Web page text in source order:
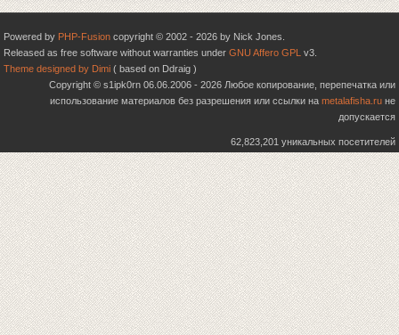
Powered by PHP-Fusion copyright © 2002 - 2026 by Nick Jones.
Released as free software without warranties under GNU Affero GPL v3.
Theme designed by Dimi ( based on Ddraig )
Copyright © s1ipk0rn 06.06.2006 - 2026 Любое копирование, перепечатка или
использование материалов без разрешения или ссылки на metalafisha.ru не
допускается
62,823,201 уникальных посетителей